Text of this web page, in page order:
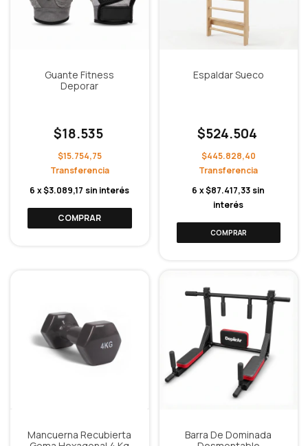
Guante Fitness
Deporar
$18.535
$15.754,75
6 x$3.089,17 sin interés
COMPRAR
Espaldar Sueco
$524.504
$445.828,40
6 x$87.417,33 sin
interés
Mancuerna Recubierta
Barra De Dominada